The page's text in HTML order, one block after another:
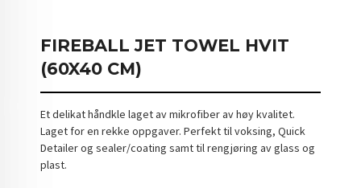
FIREBALL JET TOWEL HVIT
(60X40 CM)
Et delikat håndkle laget av mikrofiber av høy kvalitet.
Laget for en rekke oppgaver. Perfekt til voksing, Quick
Detailer og sealer/coating samt til rengjøring av glass og
plast.